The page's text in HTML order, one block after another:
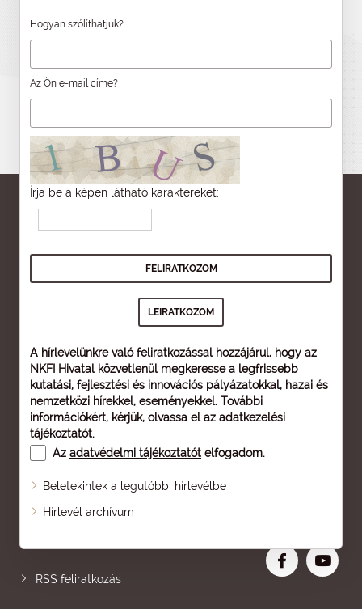
Hogyan szólíthatjuk?
Az Ön e-mail címe?
Írja be a képen látható karaktereket:
A hírlevelünkre való feliratkozással hozzájárul, hogy az
NKFI Hivatal közvetlenül megkeresse a legfrissebb
kutatási, fejlesztési és innovációs pályázatokkal, hazai és
nemzetközi hírekkel, eseményekkel. További
információkért, kérjük, olvassa el az adatkezelési
tájékoztatót.
Az adatvédelmi tájékoztatót elfogadom.
Beletekintek a legutóbbi hírlevélbe
Hírlevél archívum
Oldaltérkép
RSS feliratkozás